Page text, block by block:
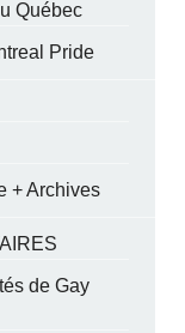
Québec
Pride
+ Archives
de Gay